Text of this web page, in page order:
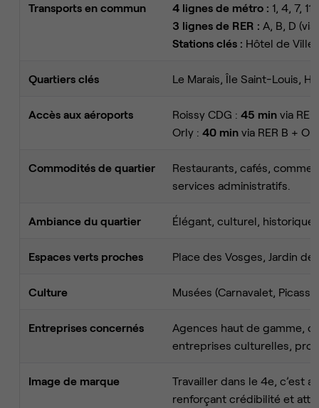
Transports en commun 4 lignes de métro : 1, 4, 7, 11
3 lignes de RER : A, B, D
Stations clés : Hôtel de
Quartiers clés Le Marais, Île Saint-Louis,
Accès aux aéroports Roissy CDG : 45 min via
Orly : 40 min via RER B +
Commodités de quartier
Restaurants, cafés,
services administratifs.
Ambiance du quartier Élégant, culturel, historique
Espaces verts proches Place des Vosges, Jardin
Culture Musées (Carnavalet,
Entreprises concernés
Agences haut de gamme,
entreprises culturelles,
Image de marque
Travailler dans le 4e, c’est
renforçant crédibilité et